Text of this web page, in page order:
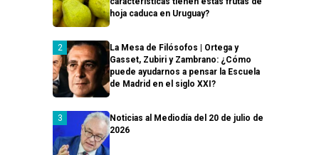
hoja caduca en Uruguay?
La Mesa de Filósofos | Ortega y
Gasset, Zubiri y Zambrano: ¿Cómo
puede ayudarnos a pensar la Escuela
de Madrid en el siglo XXI?
Noticias al Mediodía del 20 de julio de
2026